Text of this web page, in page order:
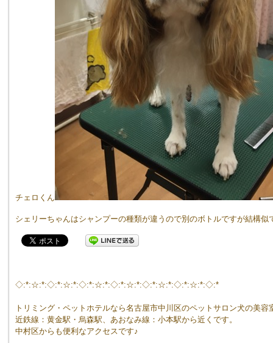
チェロくん
シェリーちゃんはシャンプーの種類が違うので別のボトルですが結構似
◇:*:☆:*:◇:*:☆:*:◇:*:☆:*:◇:*:☆:*:◇:*:☆:*:◇:*:☆:*:◇:*
トリミング・ペットホテルなら名古屋市中川区のペットサロン犬の美容
近鉄線：黄金駅・烏森駅、あおなみ線：小本駅から近くです。
中村区からも便利なアクセスです♪